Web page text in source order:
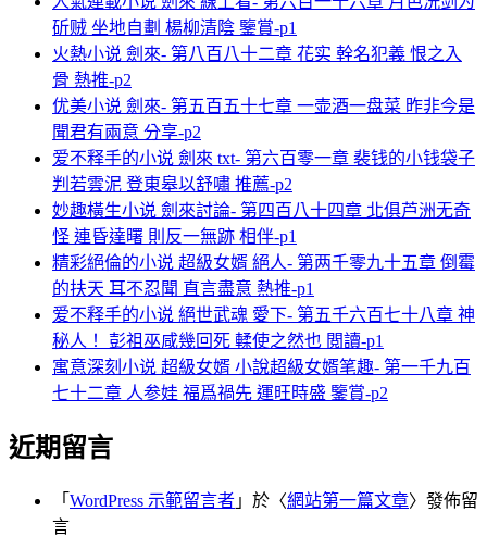
斫贼 坐地自劃 楊柳清陰 鑒賞-p1
火熱小说 劍來- 第八百八十二章 花实 幹名犯義 恨之入
骨 熱推-p2
优美小说 劍來- 第五百五十七章 一壶酒一盘菜 昨非今是
聞君有兩意 分享-p2
爱不释手的小说 劍來 txt- 第六百零一章 裴钱的小钱袋子
判若雲泥 登東皋以舒嘯 推薦-p2
妙趣橫生小说 劍來討論- 第四百八十四章 北俱芦洲无奇
怪 連昏達曙 則反一無跡 相伴-p1
精彩絕倫的小说 超級女婿 絕人- 第两千零九十五章 倒霉
的扶天 耳不忍聞 直言盡意 熱推-p1
爱不释手的小说 絕世武魂 愛下- 第五千六百七十八章 神
秘人！ 彭祖巫咸幾回死 輮使之然也 閲讀-p1
寓意深刻小说 超級女婿 小說超級女婿笔趣- 第一千九百
七十二章 人参娃 福爲禍先 運旺時盛 鑒賞-p2
近期留言
「 WordPress 示範留言者 」於〈網站第一篇文章〉發佈留
言